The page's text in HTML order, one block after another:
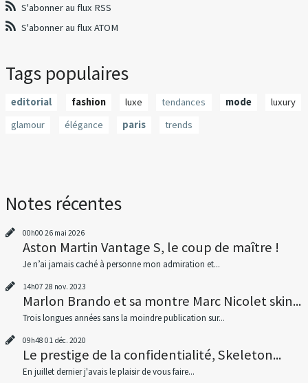
S'abonner au flux RSS
S'abonner au flux ATOM
Tags populaires
editorial fashion luxe tendances mode
luxury
glamour
élégance paris trends
Notes récentes
00h00 26 mai 2026
Aston Martin Vantage S, le coup de maître !
Je n’ai jamais caché à personne mon admiration et...
14h07 28 nov. 2023
Marlon Brando et sa montre Marc Nicolet skin...
Trois longues années sans la moindre publication sur...
09h48 01 déc. 2020
Le prestige de la confidentialité, Skeleton...
En juillet dernier j'avais le plaisir de vous faire...